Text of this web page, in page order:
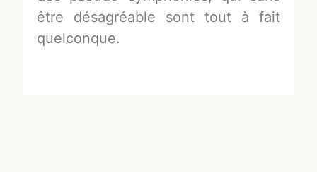
être désagréable sont tout à fait
quelconque.